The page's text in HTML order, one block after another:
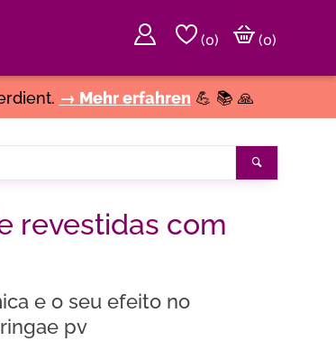
(0)
(0)
→ Mehr erfahren 💪 📚 🙏
revestidas com
e o seu efeito no
pv